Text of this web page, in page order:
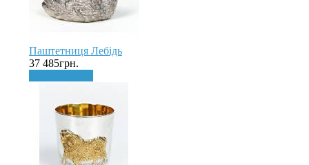
Паштетниця Лебідь
37 485грн.